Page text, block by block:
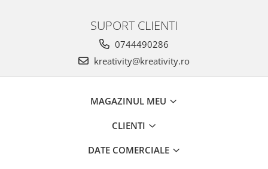
SUPORT CLIENTI
0744490286
kreativity@kreativity.ro
MAGAZINUL MEU
CLIENTI
DATE COMERCIALE